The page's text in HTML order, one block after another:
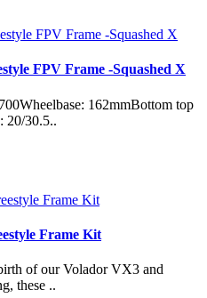
FPV Frame -Squashed X
162mmBottom top
20/30.5..
Frame Kit
of our Volador VX3 and
these ..